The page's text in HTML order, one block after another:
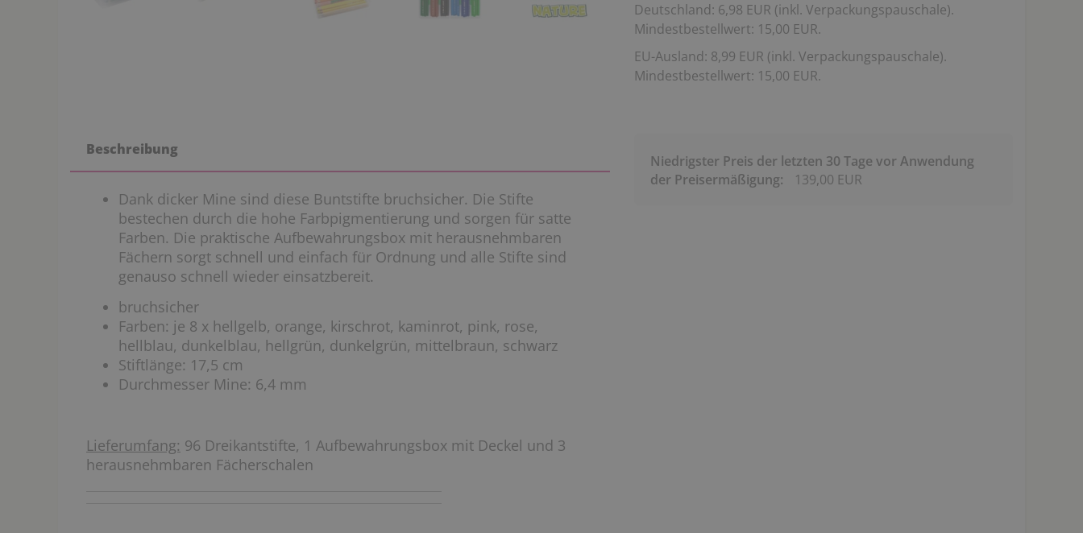
Deutschland: 6,98 EUR (inkl. Verpackungspauschale).
Mindestbestellwert: 15,00 EUR.
EU-Ausland: 8,99 EUR (inkl. Verpackungspauschale).
Mindestbestellwert: 15,00 EUR.
Beschreibung
Dank dicker Mine sind diese Buntstifte bruchsicher. Die Stifte
bestechen durch die hohe Farbpigmentierung und sorgen für satte
Farben. Die praktische Aufbewahrungsbox mit herausnehmbaren
Fächern sorgt schnell und einfach für Ordnung und alle Stifte sind
genauso schnell wieder einsatzbereit.
bruchsicher
Farben: je 8 x hellgelb, orange, kirschrot, kaminrot, pink, rose,
hellblau, dunkelblau, hellgrün, dunkelgrün, mittelbraun, schwarz
Stiftlänge: 17,5 cm
Durchmesser Mine: 6,4 mm
Lieferumfang: 96 Dreikantstifte, 1 Aufbewahrungsbox mit Deckel und 3
herausnehmbaren Fächerschalen
Niedrigster Preis der letzten 30 Tage vor Anwendung
der Preisermäßigung:
139,00 EUR